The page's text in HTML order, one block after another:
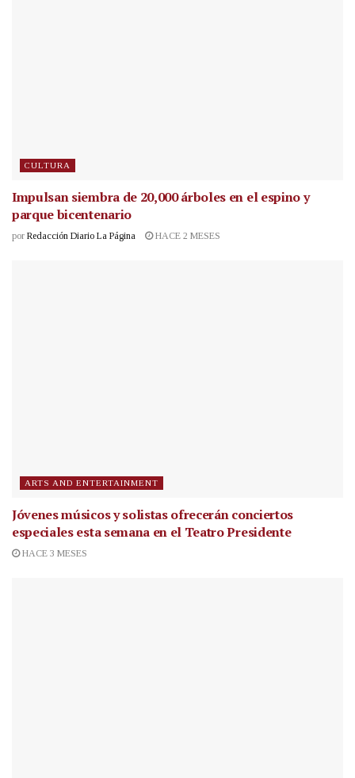
CULTURA
Impulsan siembra de 20,000 árboles en el espino y
parque bicentenario
por Redacción Diario La Página HACE 2 MESES
ARTS AND ENTERTAINMENT
Jóvenes músicos y solistas ofrecerán conciertos
especiales esta semana en el Teatro Presidente
HACE 3 MESES